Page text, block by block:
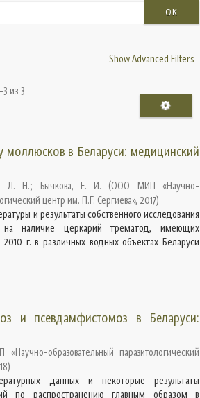
OK
Show Advanced Filters
из 3
моллюсков в Беларуси: медицинский
Л. Н.; Бычкова, Е. И. (ООО МИП «Научно-
центр им. П.Г. Сергиева», 2017)
и результаты собственного исследования
наличие церкарий трематод, имеющих
г. в различных водных объектах Беларуси
и псевдамфистомоз в Беларуси:
образовательный паразитологический
)
данных и некоторые результаты
по распространению главным образом в